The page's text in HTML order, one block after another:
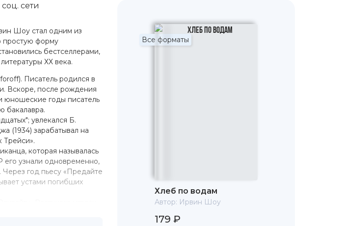
Шоу стал одним из
простую форму
бестселлерами,
ХХ века.
Писатель родился в
Вскоре, после рождения
юношеские годы писатель
бакалавра.
увлекался Б.
(1934) зарабатывал на
Трейси».
которая называлась
узнали одновременно,
год пьесу «Предайте
устами погибших
сети
Все форматы
Хлеб по водам
Автор: Ирвин Шоу
179 ₽